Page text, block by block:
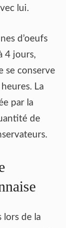
lui.
d’oeufs
4 jours,
se conserve
La
par la
de
lors de la